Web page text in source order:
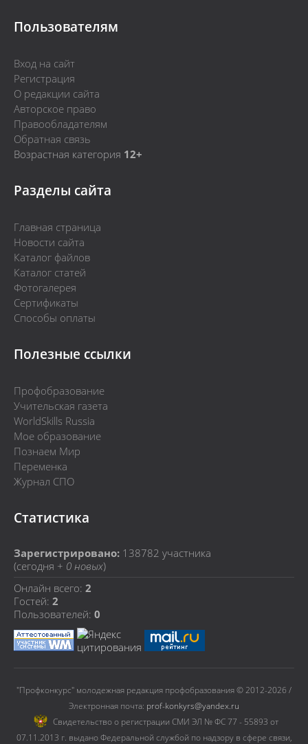
Пользователям
Вход на сайт
Регистрация
О редакции сайта
Авторское право
Правообладателям
Обратная связь
Возрастная категория 12+
Разделы сайта
Главная страница
Новости сайта
Каталог файлов
Каталог статей
Фотогалерея
Сертификаты
Способы оплаты
Полезные ссылки
Профобразование
Учительская газета
WorldSkills Russia
Мое образование
Познаем Мир
Переменка
Журнал СПО
Статистика
Зарегистрировано: 138782 участника
(сегодня + 0 новых)
Онлайн всего: 2
Гостей: 2
Пользователей: 0
"Профконкурс" молодежная редакция профобразования © 2012-2026 /
Электронная почта: prof-konkyrs@yandex.ru
Cвидетельство о регистрации СМИ ЭЛ № ФС 77 - 55893 от
07.11.2013 г. выдано Федеральной службой по надзору в сфере связи,